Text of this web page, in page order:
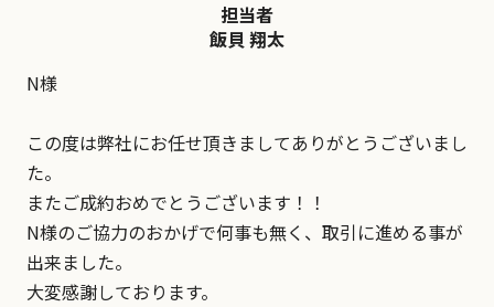
担当者
飯貝 翔太
N様
この度は弊社にお任せ頂きましてありがとうございまし
た。
またご成約おめでとうございます！！
N様のご協力のおかげで何事も無く、取引に進める事が
出来ました。
大変感謝しております。